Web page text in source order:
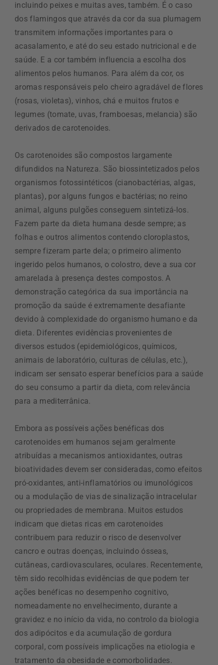
incluindo peixes e muitas aves, também. É o caso
dos flamingos que através da cor da sua plumagem
transmitem informações importantes para o
acasalamento, e até do seu estado nutricional e de
saúde. E a cor também influencia a escolha dos
alimentos pelos humanos. Para além da cor, os
aromas responsáveis pelo cheiro agradável de flores
(rosas, violetas), vinhos, chá e muitos frutos e
legumes (tomate, uvas, framboesas, melancia) são
derivados de carotenoides.
Os carotenoides são compostos largamente
difundidos na Natureza. São biossintetizados pelos
organismos fotossintéticos (cianobactérias, algas,
plantas), por alguns fungos e bactérias; no reino
animal, alguns pulgões conseguem sintetizá-los.
Fazem parte da dieta humana desde sempre; as
folhas e outros alimentos contendo cloroplastos,
sempre fizeram parte dela; o primeiro alimento
ingerido pelos humanos, o colostro, deve a sua cor
amarelada à presença destes compostos. A
demonstração categórica da sua importância na
promoção da saúde é extremamente desafiante
devido à complexidade do organismo humano e da
dieta. Diferentes evidências provenientes de
diversos estudos (epidemiológicos, químicos,
animais de laboratório, culturas de células, etc.),
indicam ser sensato esperar benefícios para a saúde
do seu consumo a partir da dieta, com relevância
para a mediterrânica.
Embora as possíveis ações benéficas dos
carotenoides em humanos sejam geralmente
atribuídas a mecanismos antioxidantes, outras
bioatividades devem ser consideradas, como efeitos
pró-oxidantes, anti-inflamatórios ou imunológicos
ou a modulação de vias de sinalização intracelular
ou propriedades de membrana. Muitos estudos
indicam que dietas ricas em carotenoides
contribuem para reduzir o risco de desenvolver
cancro e outras doenças, incluindo ósseas,
cutâneas, cardiovasculares, oculares. Recentemente,
têm sido recolhidas evidências de que podem ter
ações benéficas no desempenho cognitivo,
nomeadamente no envelhecimento, durante a
gravidez e no início da vida, no controlo da biologia
dos adipócitos e da acumulação de gordura
corporal, com possíveis implicações na etiologia e
tratamento da obesidade e comorbolidades.